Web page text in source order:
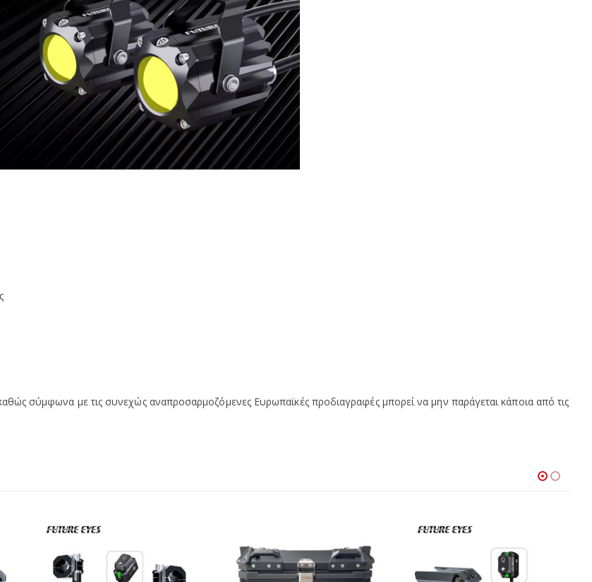
σύμφωνα με τις συνεχώς αναπροσαρμοζόμενες Ευρωπαϊκές προδιαγραφές μπορεί να μην παράγεται κάποια από τις